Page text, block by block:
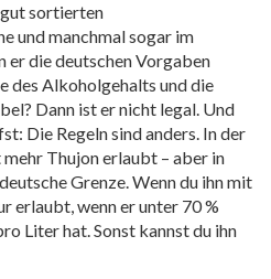
sortierten
und manchmal sogar im
er die deutschen Vorgaben
des Alkoholgehalts und die
Dann ist er nicht legal. Und
Die Regeln sind anders. In der
Thujon erlaubt – aber in
Grenze. Wenn du ihn mit
erlaubt, wenn er unter 70 %
Liter hat. Sonst kannst du ihn